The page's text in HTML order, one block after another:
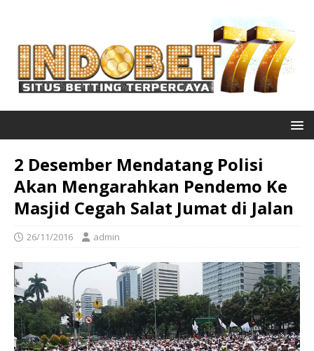
2 Desember Mendatang Polisi
Akan Mengarahkan Pendemo Ke
Masjid Cegah Salat Jumat di Jalan
26/11/2016 admin